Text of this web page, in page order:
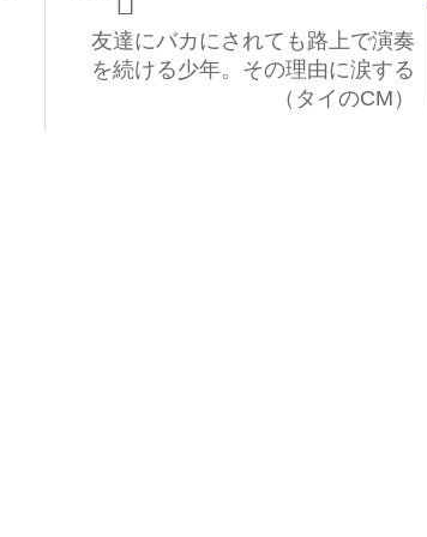
友達にバカにされても路上で演奏
を続ける少年。その理由に涙する
（タイのCM）